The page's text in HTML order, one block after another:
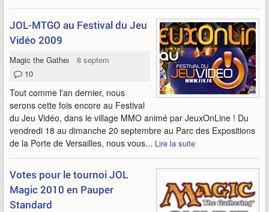
JOL-MTGO au Festival du Jeu
Vidéo 2009
Magic the Gathering Online8 septembre 2009
10
Tout comme l'an dernier, nous
serons cette fois encore au Festival
du Jeu Vidéo, dans le village MMO animé par JeuxOnLine ! Du
vendredi 18 au dimanche 20 septembre au Parc des Expositions
de la Porte de Versailles, nous vous... Lire la suite
Votes pour le tournoi JOL
Magic 2010 en Pauper
Standard